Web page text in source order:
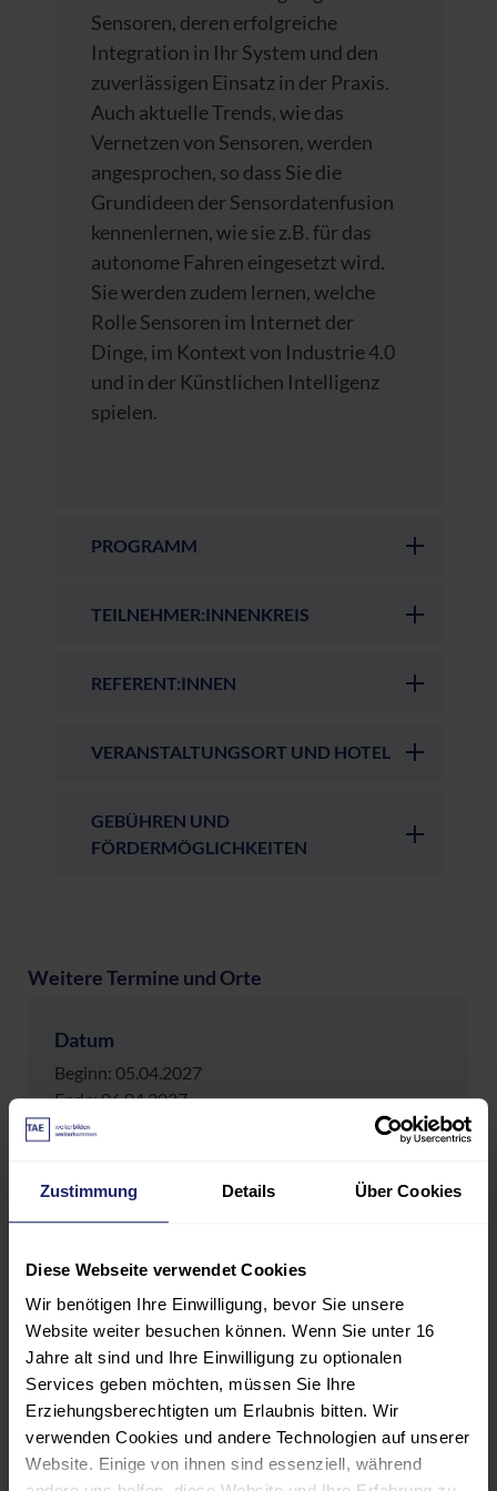
Zustimmung Details Über Cookies
Diese Webseite verwendet Cookies
Wir benötigen Ihre Einwilligung, bevor Sie unsere
Website weiter besuchen können. Wenn Sie unter 16
Jahre alt sind und Ihre Einwilligung zu optionalen
Services geben möchten, müssen Sie Ihre
Erziehungsberechtigten um Erlaubnis bitten. Wir
verwenden Cookies und andere Technologien auf unserer
Website. Einige von ihnen sind essenziell, während
Sensoren, deren erfolgreiche
Integration in Ihr System und den
zuverlässigen Einsatz in der Praxis.
Auch aktuelle Trends, wie das
Vernetzen von Sensoren, werden
angesprochen, so dass Sie die
Grundideen der Sensordatenfusion
kennenlernen, wie sie z.B. für das
autonome Fahren eingesetzt wird.
Sie werden zudem lernen, welche
Rolle Sensoren im Internet der
Dinge, im Kontext von Industrie 4.0
und in der Künstlichen Intelligenz
spielen.
PROGRAMM
TEILNEHMER:INNENKREIS
REFERENT:INNEN
VERANSTALTUNGSORT UND HOTEL
GEBÜHREN UND
FÖRDERMÖGLICHKEITEN
Weitere Termine und Orte
Datum
Beginn: 05.04.2027
Ende: 06.04.2027
Lernsetting & Ort
Preis
EUR 1.230,00
In den Warenkorb
Datum